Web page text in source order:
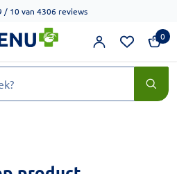
aan het verbeteren van de
/ 10van 4306 reviews
0